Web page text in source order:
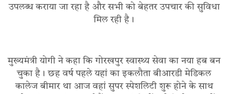
उपलब्ध कराया जा रहा है और सभी को बेहतर उपचार की सुविधा
मिल रही है।
मुख्यमंत्री योगी ने कहा कि गोरखपुर स्वास्थ्य सेवा का नया हब बन
चुका है। छह वर्ष पहले यहां का इकलौता बीआरडी मेडिकल
कालेज बीमार था आज वहां सुपर स्पेशलिटी शुरू होने के साथ